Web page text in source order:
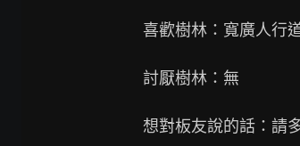
喜歡樹林：寬廣人行
討厭樹林：無
想對板友說的話：請